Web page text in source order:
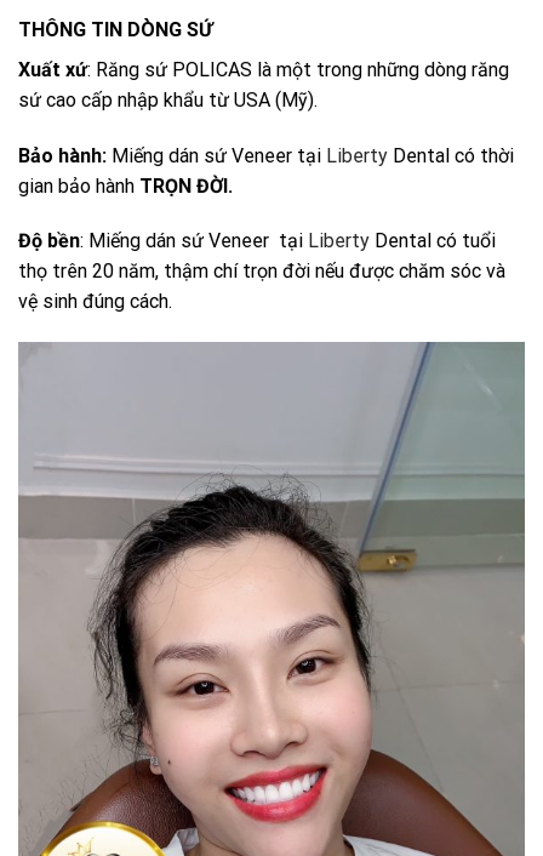
THÔNG TIN DÒNG SỨ
Xuất xứ: Răng sứ POLICAS là một trong những dòng răng
sứ cao cấp nhập khẩu từ USA (Mỹ).
Bảo hành: Miếng dán sứ Veneer tại Liberty Dental có thời
gian bảo hành TRỌN ĐỜI.
Độ bền: Miếng dán sứ Veneer tại Liberty Dental có tuổi
thọ trên 20 năm, thậm chí trọn đời nếu được chăm sóc và
vệ sinh đúng cách.